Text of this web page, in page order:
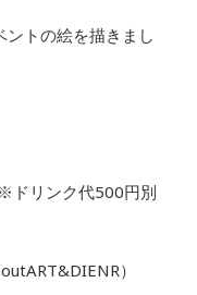
ントの絵を描きまし
ドリンク代500円別
）